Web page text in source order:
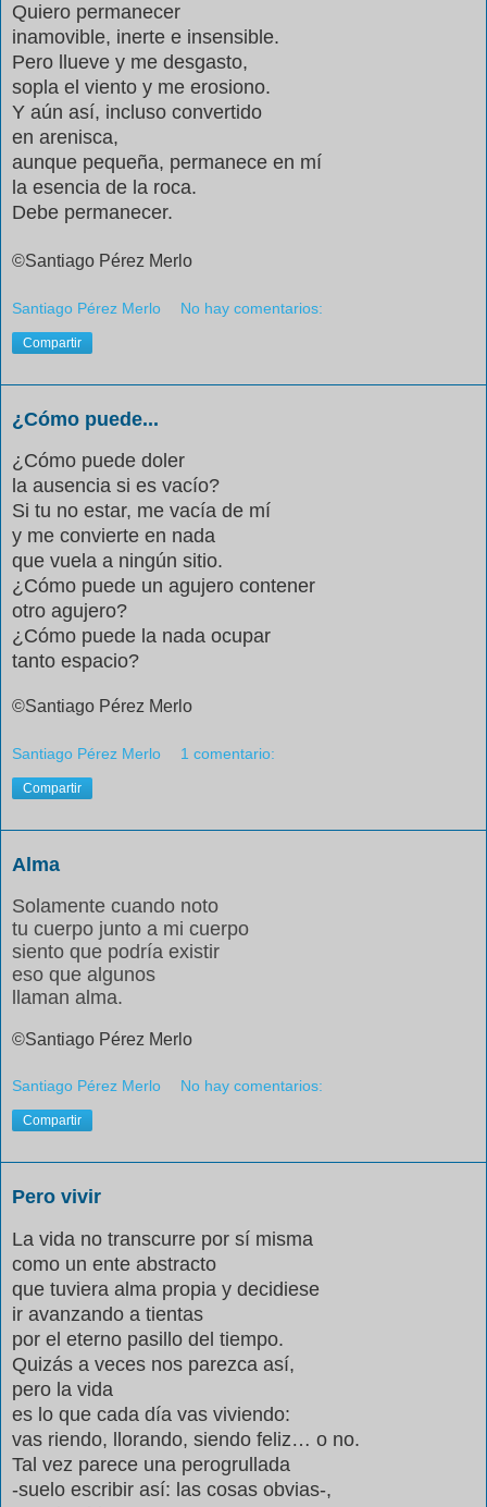
Quiero permanecer
inamovible, inerte e insensible.
Pero llueve y me desgasto,
sopla el viento y me erosiono.
Y aún así, incluso convertido
en arenisca,
aunque pequeña, permanece en mí
la esencia de la roca.
Debe permanecer.
©Santiago Pérez Merlo
Santiago Pérez Merlo No hay comentarios:
Compartir
¿Cómo puede...
¿Cómo puede doler
la ausencia si es vacío?
Si tu no estar, me vacía de mí
y me convierte en nada
que vuela a ningún sitio.
¿Cómo puede un agujero contener
otro agujero?
¿Cómo puede la nada ocupar
tanto espacio?
©Santiago Pérez Merlo
Santiago Pérez Merlo 1 comentario:
Compartir
Alma
Solamente cuando noto
tu cuerpo junto a mi cuerpo
siento que podría existir
eso que algunos
llaman alma.
©Santiago Pérez Merlo
Santiago Pérez Merlo No hay comentarios:
Compartir
Pero vivir
La vida no transcurre por sí misma
como un ente abstracto
que tuviera alma propia y decidiese
ir avanzando a tientas
por el eterno pasillo del tiempo.
Quizás a veces nos parezca así,
pero la vida
es lo que cada día vas viviendo:
vas riendo, llorando, siendo feliz… o no.
Tal vez parece una perogrullada
-suelo escribir así: las cosas obvias-,